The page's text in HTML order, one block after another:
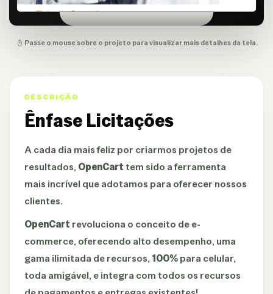
Passe o mouse sobre o projeto para visualizar mais detalhes da tela.
DESCRIÇÃO
Ênfase Licitações
A cada dia mais feliz por criarmos projetos de
resultados, OpenCart tem sido a ferramenta
mais incrível que adotamos para oferecer nossos
clientes.
OpenCart revoluciona o conceito de e-
commerce, oferecendo alto desempenho, uma
gama ilimitada de recursos, 100%para celular,
toda amigável, e integra com todos os recursos